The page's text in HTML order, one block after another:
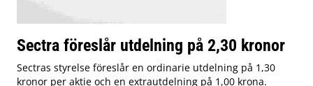
Sectra föreslår utdelning på 2,30 kronor
Sectras styrelse föreslår en ordinarie utdelning på 1,30
kronor per aktie och en extrautdelning på 1,00 krona.